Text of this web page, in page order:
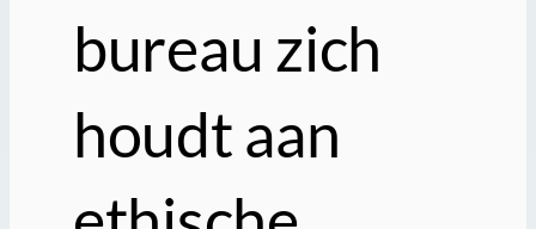
bureau zich
houdt aan